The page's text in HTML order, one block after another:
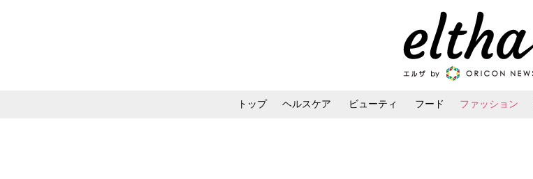
トップ ヘルスケア ビューティ フード ファッション